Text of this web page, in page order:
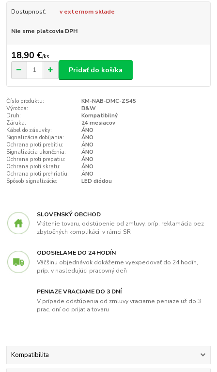
Dostupnosť: v externom sklade
Nie sme platcovia DPH
18,90 €/ks
Pridať do košíka
Číslo produktu:
KM-NAB-DMC-ZS45
Výrobca:
B&W
Druh:
Kompatibilný
Záruka:
24 mesiacov
Kábel do zásuvky:
ÁNO
Signalizácia dobíjania:
ÁNO
Ochrana proti prebitiu:
ÁNO
Signalizácia ukončenia:
ÁNO
Ochrana proti prepätiu:
ÁNO
Ochrana proti skratu:
ÁNO
Ochrana proti prehriatiu:
ÁNO
Spôsob signalízácie:
LED diódou
SLOVENSKÝ OBCHOD
Vrátenie tovaru, odstúpenie od zmluvy, príp. reklamácia bez
zbytočných komplikácii v rámci SR
ODOSIELAME DO 24 HODÍN
Väčšinu objednávok dokážeme vyexpedovať do 24 hodín,
príp. v nasledujúci pracovný deň
PENIAZE VRACIAME DO 3 DNÍ
V prípade odstúpenia od zmluvy vraciame peniaze už do 3
prac. dní od prijatia tovaru
Kompatibilita